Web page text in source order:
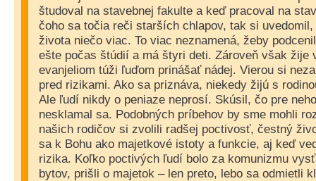
študoval na stavebnej fakulte a keď pracoval na
čoho sa točia reči starších chlapov, tak si
života niečo viac. To viac neznamená, žeby
ešte počas štúdií a má štyri deti. Zároveň však žije
evanjeliom túži ľuďom prinášať nádej. Vierou si
pred rizikami. Ako sa priznáva, niekedy žijú s
Ale ľudí nikdy o peniaze neprosí. Skúsil, čo pre
nesklamal sa. Podobných príbehov by sme mohli
našich rodičov si zvolili radšej poctivosť, čestný
sa k Bohu ako majetkové istoty a funkcie, aj keď
rizika. Koľko poctivých ľudí bolo za komunizmu
bytov, prišli o majetok – len preto, lebo sa odmietli